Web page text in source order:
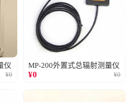
仪
¥0
MP-200外置式总辐射测量仪
¥0 ¥0